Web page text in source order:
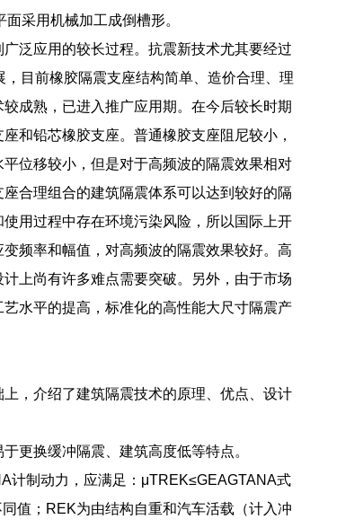
采用机械加工成倒槽形。
泛应用的较长过程。抗震新技术尤其要经过
目前橡胶隔震支座结构简单、造价合理、理
成熟，已进入推广应用期。在今后较长时期
和铅芯橡胶支座。普通橡胶支座阻尼较小，
位移较小，但是对于高频波的隔震效果相对
合理组合的建筑隔震体系可以达到较好的隔
用过程中存在环境污染风险，所以国际上开
频率和幅值，对高频波的隔震效果较好。高
上尚有许多难点需要突破。另外，由于市场
水平的提高，标准化的高性能大尺寸隔震产
，介绍了建筑隔震技术的原理、优点、设计
更换缓冲隔震、建筑高度低等特点。
计制动力，应满足：μTREK≤GEAGTANA式
值；REK为由结构自重和汽车活载（计入冲